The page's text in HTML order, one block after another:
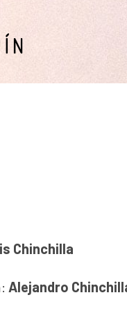
+
Chinchilla
Alejandro